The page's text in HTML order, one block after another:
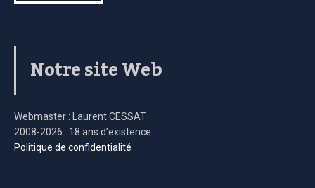
Notre site Web
Webmaster : Laurent CESSAT
2008-2026 : 18 ans d’existence.
Politique de confidentialité